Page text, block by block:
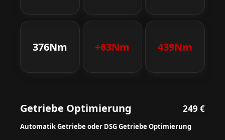
376Nm +63Nm 439Nm
Getriebe Optimierung 249 €
Automatik Getriebe oder DSG Getriebe Optimierung